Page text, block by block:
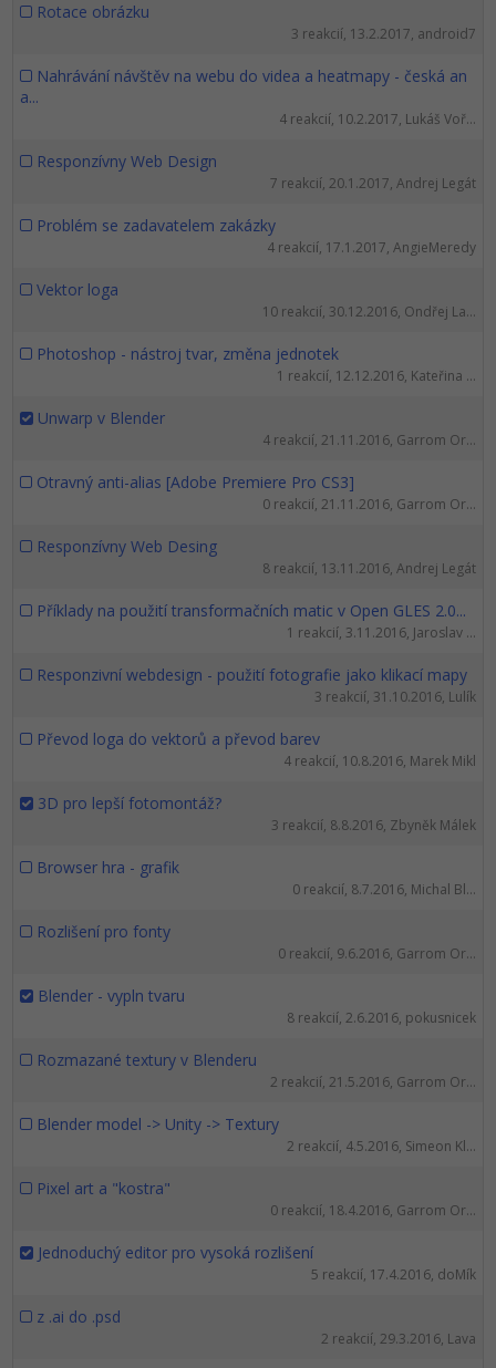
Rotace obrázku
3 reakcií, 13.2.2017, android7
Nahrávání návštěv na webu do videa a heatmapy - česká an
a...
4 reakcií, 10.2.2017, Lukáš Voř...
Responzívny Web Design
7 reakcií, 20.1.2017, Andrej Legát
Problém se zadavatelem zakázky
4 reakcií, 17.1.2017, AngieMeredy
Vektor loga
10 reakcií, 30.12.2016, Ondřej La...
Photoshop - nástroj tvar, změna jednotek
1 reakcií, 12.12.2016, Kateřina ...
Unwarp v Blender
4 reakcií, 21.11.2016, Garrom Or...
Otravný anti-alias [Adobe Premiere Pro CS3]
0 reakcií, 21.11.2016, Garrom Or...
Responzívny Web Desing
8 reakcií, 13.11.2016, Andrej Legát
Příklady na použití transformačních matic v Open GLES 2.0...
1 reakcií, 3.11.2016, Jaroslav ...
Responzivní webdesign - použití fotografie jako klikací mapy
3 reakcií, 31.10.2016, Lulík
Převod loga do vektorů a převod barev
4 reakcií, 10.8.2016, Marek Mikl
3D pro lepší fotomontáž?
3 reakcií, 8.8.2016, Zbyněk Málek
Browser hra - grafik
0 reakcií, 8.7.2016, Michal Bl...
Rozlišení pro fonty
0 reakcií, 9.6.2016, Garrom Or...
Blender - vypln tvaru
8 reakcií, 2.6.2016, pokusnicek
Rozmazané textury v Blenderu
2 reakcií, 21.5.2016, Garrom Or...
Blender model -> Unity -> Textury
2 reakcií, 4.5.2016, Simeon Kl...
Pixel art a "kostra"
0 reakcií, 18.4.2016, Garrom Or...
Jednoduchý editor pro vysoká rozlišení
5 reakcií, 17.4.2016, doMík
z .ai do .psd
2 reakcií, 29.3.2016, Lava